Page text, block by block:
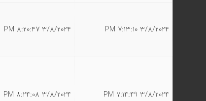
3/8/2024 7:13:10 PM
3/8/2024 8:20:47 PM
3/8/2024 7:14:49 PM
3/8/2024 8:24:08 PM